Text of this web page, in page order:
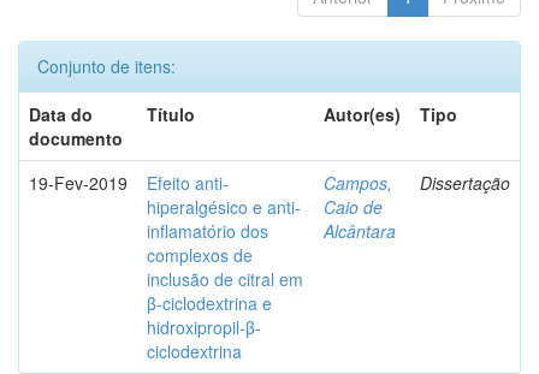
Conjunto de itens:
Data do
documento
Título Autor(es) Tipo
19-Fev-2019
Efeito anti-
hiperalgésico e anti-
inflamatório dos
complexos de
inclusão de citral em
β-ciclodextrina e
hidroxipropil-β-
ciclodextrina
Campos,
Caio de
Alcântara
Dissertação